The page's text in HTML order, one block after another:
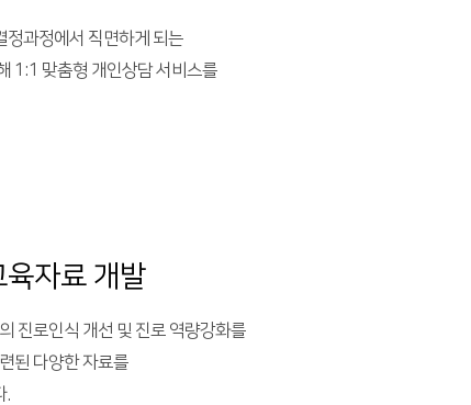
정과정에서 직면하게 되는
1:1 맞춤형 개인상담 서비스를
육자료 개발
진로인식 개선 및 진로 역량강화를
된 다양한 자료를
.